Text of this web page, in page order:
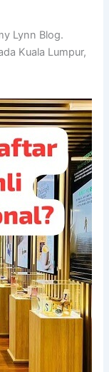
Lynn Blog.
Kuala Lumpur,